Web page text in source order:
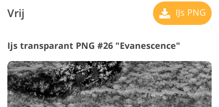
Vrij IJs PNG
Ijs transparant PNG #26 "Evanescence"